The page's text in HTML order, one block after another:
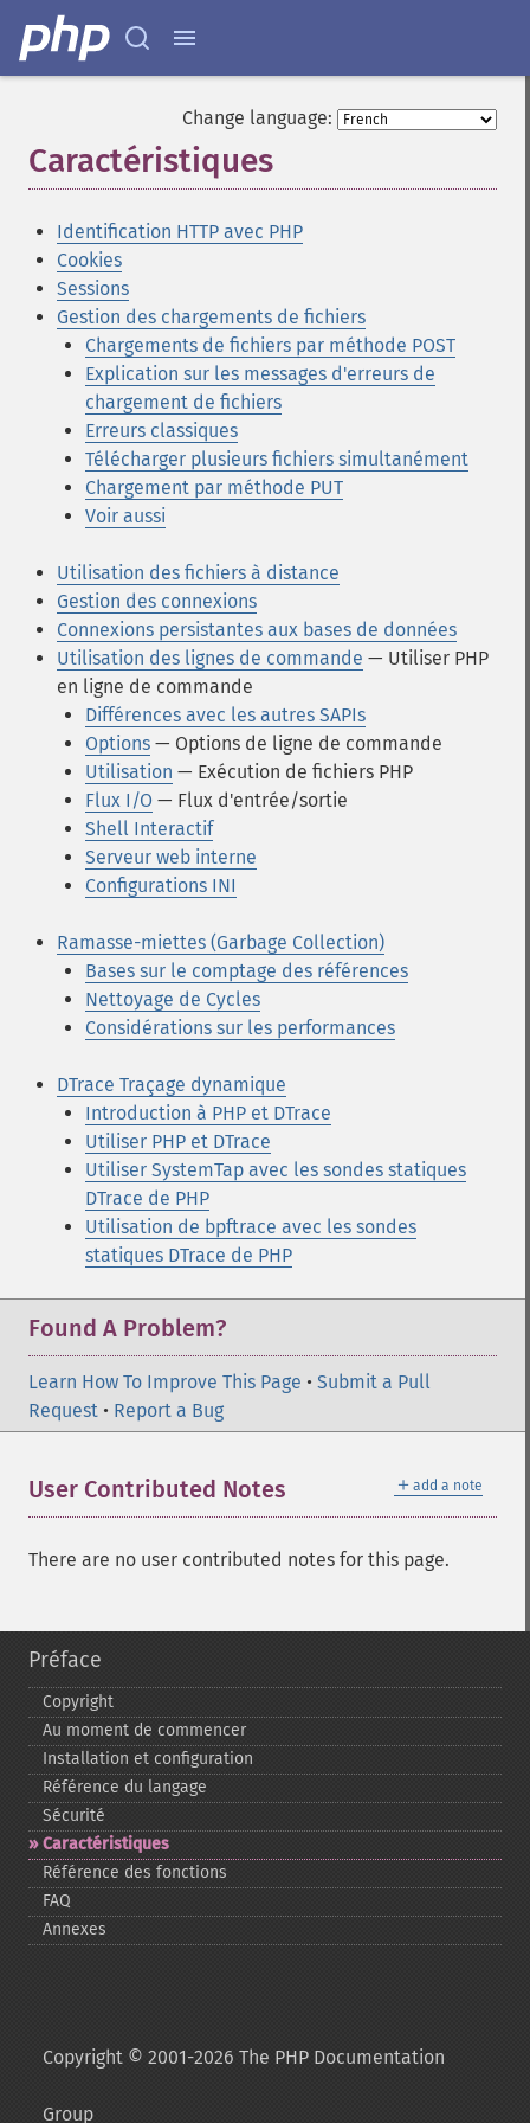
Change language:
Caractéristiques
Identification HTTP avec PHP
Cookies
Sessions
Gestion des chargements de fichiers
Chargements de fichiers par méthode POST
Explication sur les messages d'erreurs de
chargement de fichiers
Erreurs classiques
Télécharger plusieurs fichiers simultanément
Chargement par méthode PUT
Voir aussi
Utilisation des fichiers à distance
Gestion des connexions
Connexions persistantes aux bases de données
Utilisation des lignes de commande — Utiliser PHP
en ligne de commande
Différences avec les autres SAPIs
Options — Options de ligne de commande
Utilisation — Exécution de fichiers PHP
Flux I/O — Flux d'entrée/sortie
Shell Interactif
Serveur web interne
Configurations INI
Ramasse-miettes (Garbage Collection)
Bases sur le comptage des références
Nettoyage de Cycles
Considérations sur les performances
DTrace Traçage dynamique
Introduction à PHP et DTrace
Utiliser PHP et DTrace
Utiliser SystemTap avec les sondes statiques
DTrace de PHP
Utilisation de bpftrace avec les sondes
statiques DTrace de PHP
Found A Problem?
Learn How To Improve This Page • Submit a Pull
Request • Report a Bug
＋ add a note
User Contributed Notes
There are no user contributed notes for this page.
Préface
Copyright
Au moment de commencer
Installation et configuration
Référence du langage
Sécurité
Caractéristiques
Référence des fonctions
FAQ
Annexes
Copyright © 2001-2026 The PHP Documentation
Group